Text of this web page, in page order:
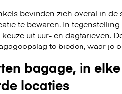
bevinden zich overal in de
te bewaren. In
uit uur- en dagtarieven.
te bieden, waar je
bagage, in
locaties